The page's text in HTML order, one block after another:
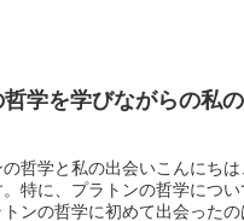
学を学びながらの私
哲学と私の出会いこんにち
特に、プラトンの哲学につ
ンの哲学に初めて出会った